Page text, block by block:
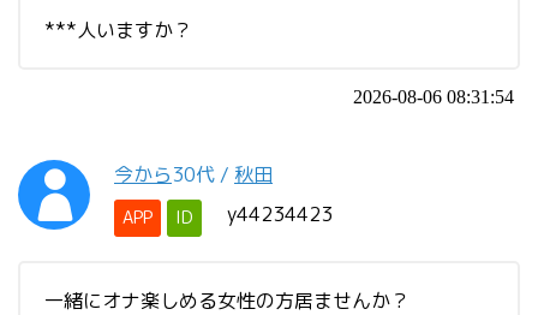
***人いますか？
2026-08-06 08:31:54
今から30代 / 秋田
APP ID y44234423
一緒にオナ楽しめる女性の方居ませんか？